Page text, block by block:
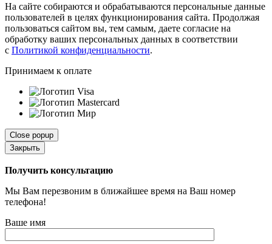
На сайте собираются и обрабатываются персональные данные
пользователей в целях функционирования сайта. Продолжая
пользоваться сайтом вы, тем самым, даете согласие на
обработку ваших персональных данных в соответствии
с Политикой конфиденциальности.
Принимаем к оплате
Close popup
Закрыть
Получить консультацию
Мы Вам перезвоним в ближайшее время на Ваш номер
телефона!
Ваше имя